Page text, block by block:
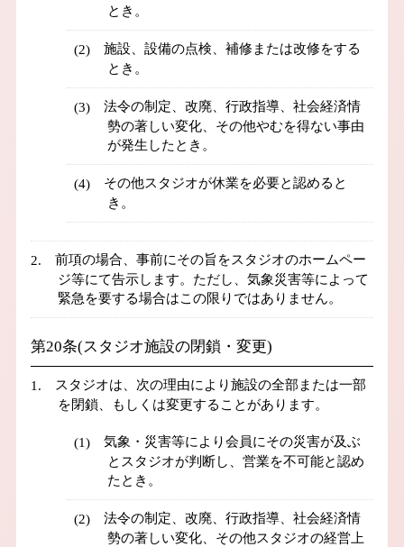
とき。
施設、設備の点検、補修または改修をする
とき。
法令の制定、改廃、行政指導、社会経済情
勢の著しい変化、その他やむを得ない事由
が発生したとき。
その他スタジオが休業を必要と認めると
き。
前項の場合、事前にその旨をスタジオのホームペー
ジ等にて告示します。ただし、気象災害等によって
緊急を要する場合はこの限りではありません。
第20条(スタジオ施設の閉鎖・変更)
スタジオは、次の理由により施設の全部または一部
を閉鎖、もしくは変更することがあります。
気象・災害等により会員にその災害が及ぶ
とスタジオが判断し、営業を不可能と認め
たとき。
法令の制定、改廃、行政指導、社会経済情
勢の著しい変化、その他スタジオの経営上